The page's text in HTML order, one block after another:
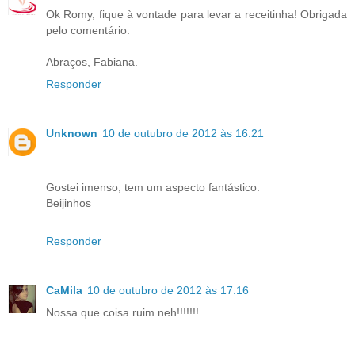
Ok Romy, fique à vontade para levar a receitinha! Obrigada
pelo comentário.
Abraços, Fabiana.
Responder
Unknown 10 de outubro de 2012 às 16:21
Gostei imenso, tem um aspecto fantástico.
Beijinhos
Responder
CaMila 10 de outubro de 2012 às 17:16
Nossa que coisa ruim neh!!!!!!!